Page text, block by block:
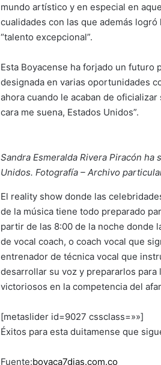
mundo artístico y en especial en
cualidades con las que además
“talento excepcional”.
Esta Boyacense ha forjado un futuro
designada en varias oportunidades
ahora cuando le acaban de
cara me suena, Estados Unidos”.
Sandra Esmeralda Rivera Piracón ha
Unidos. Fotografía – Archivo
El reality show donde las
de la música tiene todo preparado
partir de las 8:00 de la noche donde
de vocal coach, o coach vocal que
entrenador de técnica vocal que
desarrollar su voz y prepararlos para
victoriosos en la competencia del
[metaslider id=9027 cssclass=»»]
Éxitos para esta duitamense que
Fuente:boyaca7dias.com.co